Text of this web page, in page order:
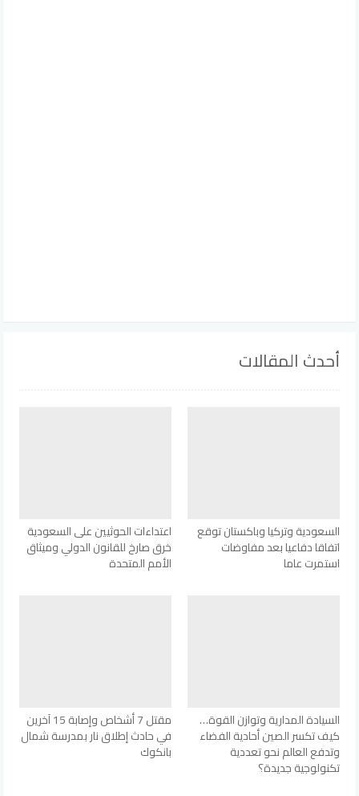
أحدث المقالات
السعودية وتركيا وباكستان توقع
اتفاقا دفاعيا بعد مفاوضات
استمرت عاما
اعتداءات الحوثيين على السعودية
خرق صارخ للقانون الدولي وميثاق
الأمم المتحدة
السيادة المدارية وتوازن القوة…
كيف تكسر الصين أحادية الفضاء
وتدفع العالم نحو تعددية
تكنولوجية جديدة؟
مقتل 7 أشخاص وإصابة 15 آخرين
في حادث إطلاق نار بمدرسة شمال
بانكوك